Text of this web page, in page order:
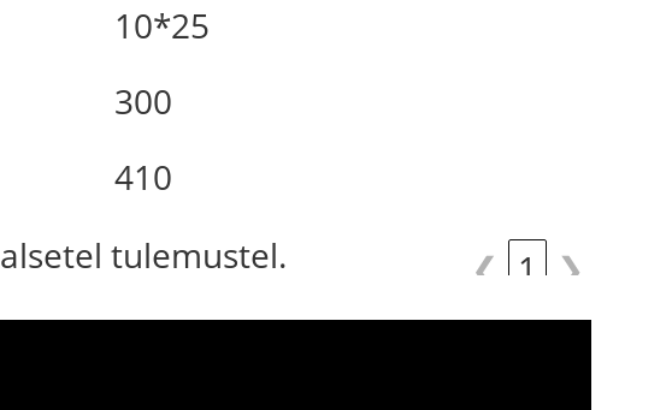
10*25
300
410
tulemustel.
❮ 1 ❯